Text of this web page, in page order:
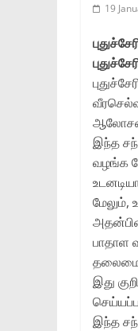
19
இந்த
வழங்க
மேலும்,
பாதாள
தலைமை
இது
இந்த